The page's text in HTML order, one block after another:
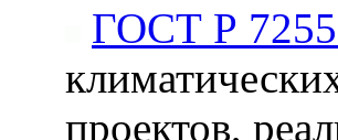
ГОСТ Р
проектов,